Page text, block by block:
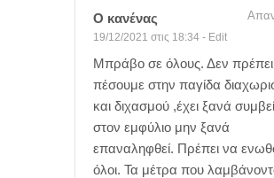
Ο κανένας
19/12/2021 στις 18:34 - Edit
Μπράβο σε όλους. Δεν
πέσουμε στην παγίδα
και διχασμού ,έχει ξανά συμβεί
στον εμφύλιο μην ξανά
επαναληφθεί. Πρέπει να
όλοι. Τα μέτρα που